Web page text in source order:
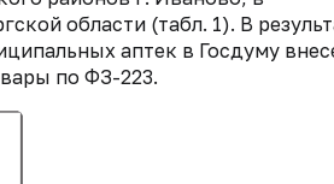
области (табл. 1). В
аптек в Госдуму
по ФЗ-223.